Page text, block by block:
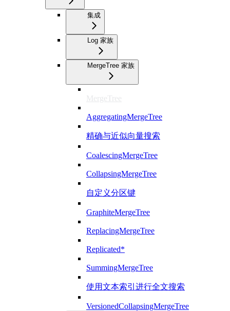
集成
Log 家族
MergeTree 家族
MergeTree
AggregatingMergeTree
精确与近似向量搜索
CoalescingMergeTree
CollapsingMergeTree
自定义分区键
GraphiteMergeTree
ReplacingMergeTree
Replicated*
SummingMergeTree
使用文本索引进行全文搜索
VersionedCollapsingMergeTree